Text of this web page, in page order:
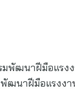
มพัฒนาฝีมือแรง
ฒนาฝีมือแรงง